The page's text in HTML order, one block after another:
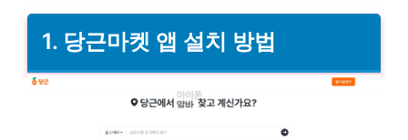
1. 당근마켓 앱 설치 방법